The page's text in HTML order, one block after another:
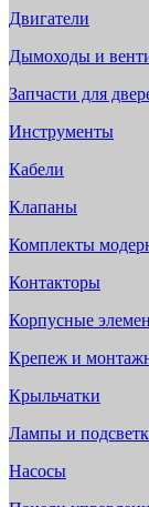
Двигатели
Дымоходы и
Запчасти для
Инструменты
Кабели
Клапаны
Комплекты
Контакторы
Корпусные
Крепеж и
Крыльчатки
Лампы и
Насосы